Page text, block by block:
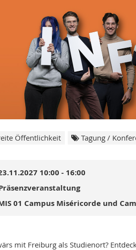
Öffentlichkeit Tagung /
10:00 - 16:00
01 Campus Miséricorde und
mit Freiburg als Studienort?